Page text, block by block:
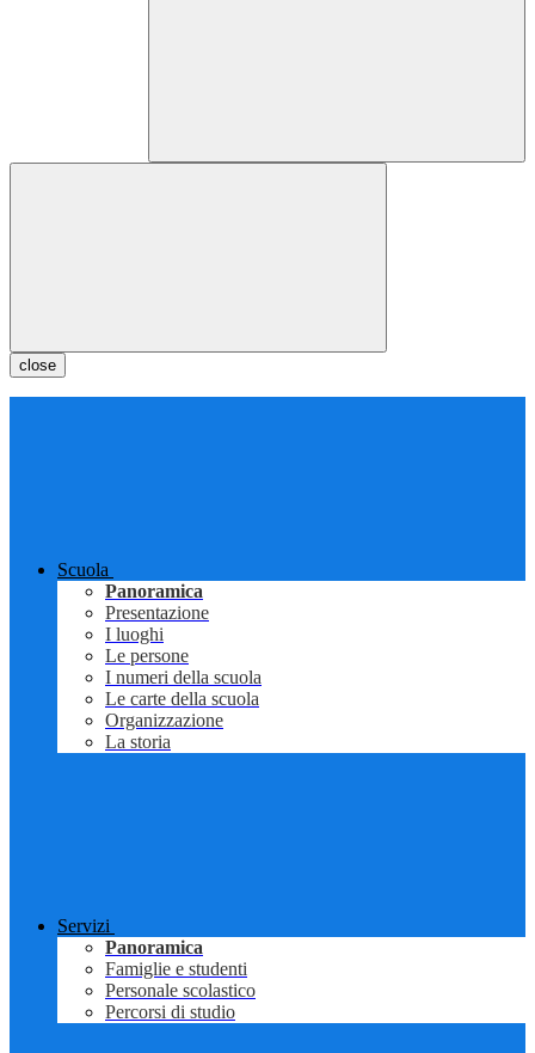
close
Scuola
Panoramica
Presentazione
I luoghi
Le persone
I numeri della scuola
Le carte della scuola
Organizzazione
La storia
Servizi
Panoramica
Famiglie e studenti
Personale scolastico
Percorsi di studio